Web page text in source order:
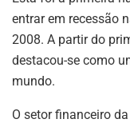
entrar em recessão
2008. A partir do
destacou-se como
mundo.
O setor financeiro